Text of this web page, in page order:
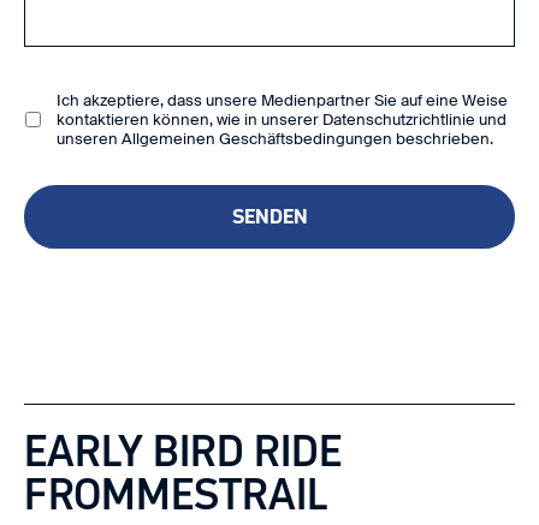
Ich akzeptiere, dass unsere Medienpartner Sie auf eine Weise
kontaktieren können, wie in unserer Datenschutzrichtlinie und
unseren Allgemeinen Geschäftsbedingungen beschrieben.
SENDEN
EARLY BIRD RIDE
FROMMESTRAIL